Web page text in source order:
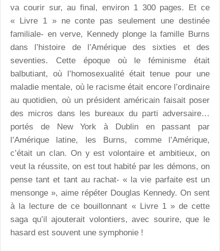
va courir sur, au final, environ 1 300 pages. Et ce
« Livre 1 » ne conte pas seulement une destinée
familiale- en verve, Kennedy plonge la famille Burns
dans l’histoire de l’Amérique des sixties et des
seventies. Cette époque où le féminisme était
balbutiant, où l’homosexualité était tenue pour une
maladie mentale, où le racisme était encore l’ordinaire
au quotidien, où un président américain faisait poser
des micros dans les bureaux du parti adversaire…
portés de New York à Dublin en passant par
l’Amérique latine, les Burns, comme l’Amérique,
c’était un clan. On y est volontaire et ambitieux, on
veut la réussite, on est tout habité par les démons, on
pense tant et tant au rachat- « la vie parfaite est un
mensonge », aime répéter Douglas Kennedy. On sent
à la lecture de ce bouillonnant « Livre 1 » de cette
saga qu’il ajouterait volontiers, avec sourire, que le
hasard est souvent une symphonie !